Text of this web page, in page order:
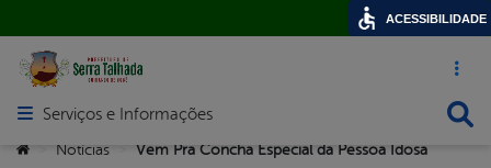
Acesso
Abrir menu principal de navegação
Serviços e Informações
Você está aqui:
Notícias Vem Pra Concha Especial da Pessoa Idosa
ACESSIBILIDADE